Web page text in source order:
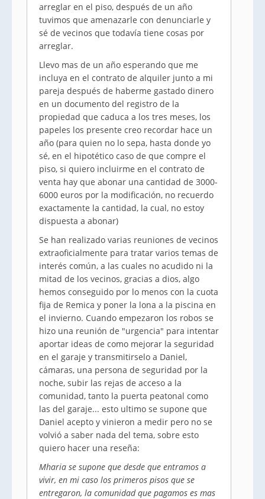
arreglar en el piso, después de un año
tuvimos que amenazarle con denunciarle y
sé de vecinos que todavía tiene cosas por
arreglar.
Llevo mas de un año esperando que me
incluya en el contrato de alquiler junto a mi
pareja después de haberme gastado dinero
en un documento del registro de la
propiedad que caduca a los tres meses, los
papeles los presente creo recordar hace un
año (para quien no lo sepa, hasta donde yo
sé, en el hipotético caso de que compre el
piso, si quiero incluirme en el contrato de
venta hay que abonar una cantidad de 3000-
6000 euros por la modificación, no recuerdo
exactamente la cantidad, la cual, no estoy
dispuesta a abonar)
Se han realizado varias reuniones de vecinos
extraoficialmente para tratar varios temas de
interés común, a las cuales no acudido ni la
mitad de los vecinos, gracias a dios, algo
hemos conseguido por lo menos con la cuota
fija de Remica y poner la lona a la piscina en
el invierno. Cuando empezaron los robos se
hizo una reunión de "urgencia" para intentar
aportar ideas de como mejorar la seguridad
en el garaje y transmitirselo a Daniel,
cámaras, una persona de seguridad por la
noche, subir las rejas de acceso a la
comunidad, tanto la puerta peatonal como
las del garaje... esto ultimo se supone que
Daniel acepto y vinieron a medir pero no se
volvió a saber nada del tema, sobre esto
quiero hacer una reseña:
Mharia se supone que desde que entramos a
vivir, en mi caso los primeros pisos que se
entregaron, la comunidad que pagamos es mas